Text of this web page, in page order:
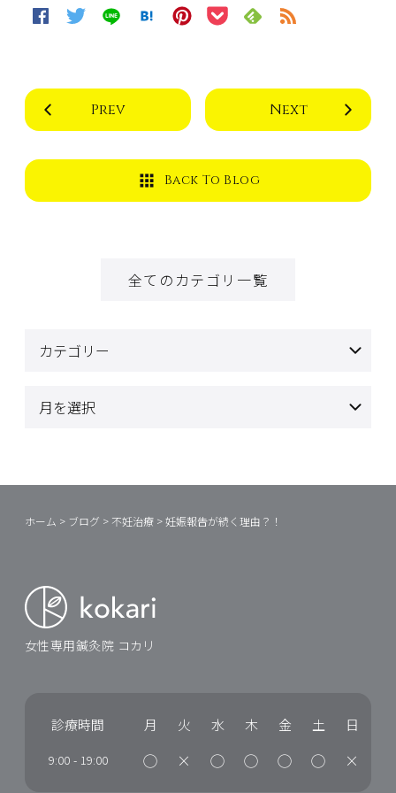
Prev Next
Back To Blog
全てのカテゴリ一覧
ホーム > ブログ > 不妊治療 >妊娠報告が続く理由？！
女性専用鍼灸院 コカリ
診療時間 月 火 水 木 金 土 日
9:00 - 19:00 ◯ × ◯ ◯ ◯ ◯ ×